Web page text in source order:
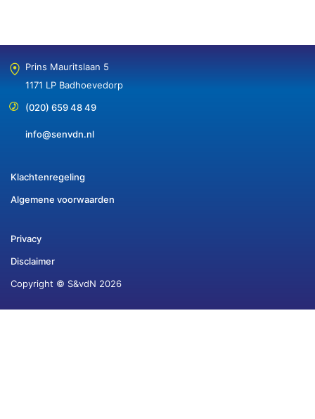
Prins Mauritslaan 5
1171 LP Badhoevedorp
(020) 659 48 49
info@senvdn.nl
Klachtenregeling
Algemene voorwaarden
Privacy
Disclaimer
Copyright © S&vdN 2026